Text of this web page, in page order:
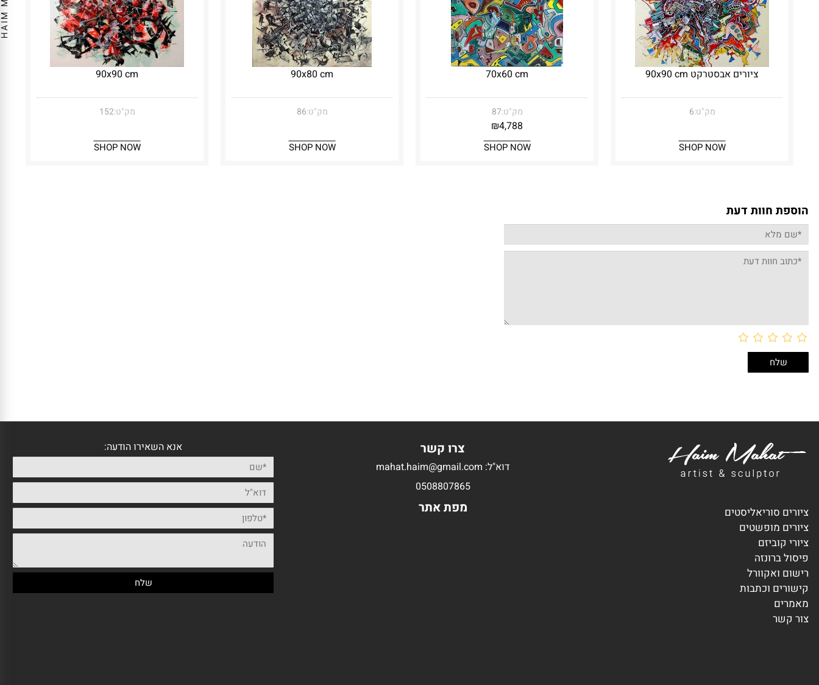
ציורים אבסטרקט 90x90 cm
מק"ט:6
SHOP NOW
70x60 cm
מק"ט:87
₪4,788
SHOP NOW
90x80 cm
מק"ט:86
SHOP NOW
90x90 cm
מק"ט:152
SHOP NOW
הוספת חוות דעת
ציורים סוריאליסטים
ציורים מופשטים
ציורי קוביזם
פיסול ברונזה
רישום ואקוורל
קישורים וכתבות
מאמרים
צור קשר
צרו קשר
דוא"ל: mahat.haim@gmail.com
0508807865
מפת אתר
אנא השאירו הודעה: